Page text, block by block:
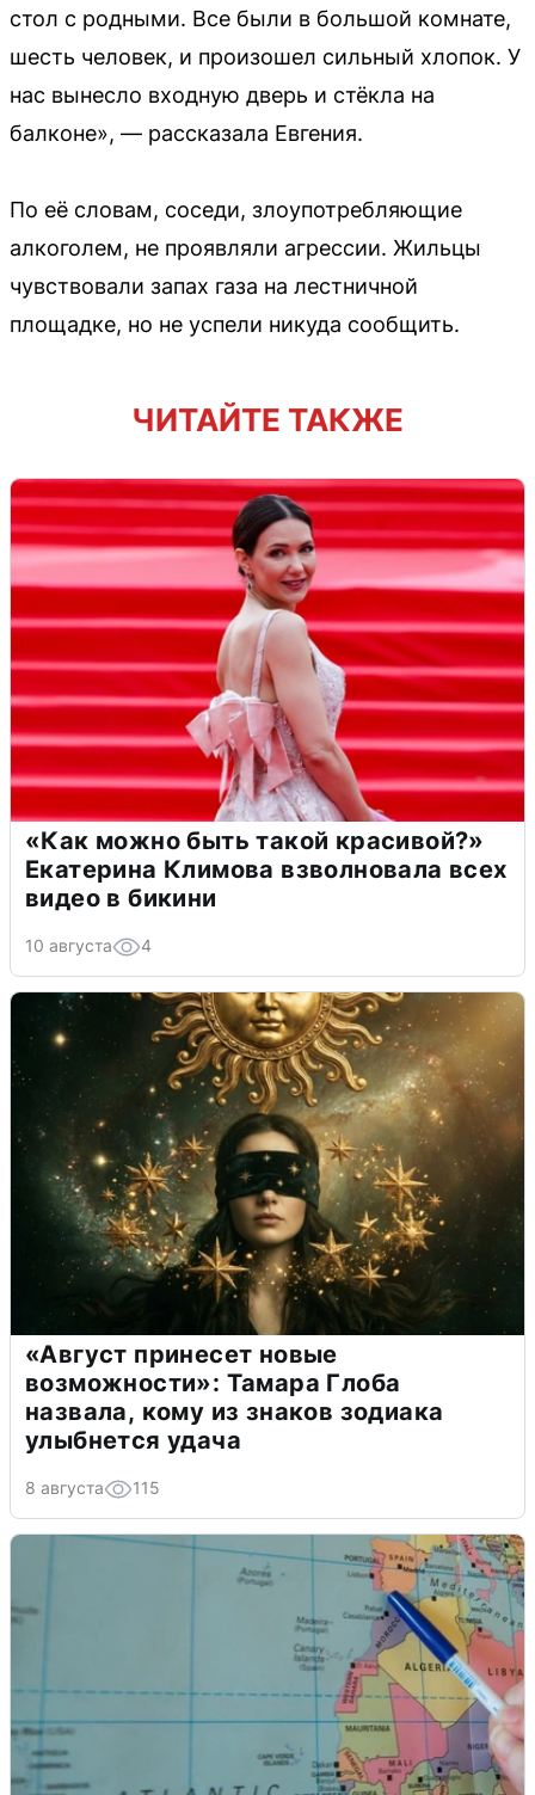
стол с родными. Все были в большой комнате,
шесть человек, и произошел сильный хлопок. У
нас вынесло входную дверь и стёкла на
балконе», — рассказала Евгения.
По её словам, соседи, злоупотребляющие
алкоголем, не проявляли агрессии. Жильцы
чувствовали запах газа на лестничной
площадке, но не успели никуда сообщить.
ЧИТАЙТЕ ТАКЖЕ
«Как можно быть такой красивой?»
Екатерина Климова взволновала всех
видео в бикини
10 августа 4
«Август принесет новые
возможности»: Тамара Глоба
назвала, кому из знаков зодиака
улыбнется удача
8 августа 115